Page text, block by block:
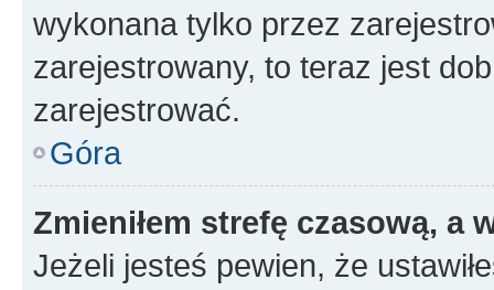
wykonana tylko przez
zarejestrowany, to teraz jest
zarejestrować.
Góra
Zmieniłem strefę czasową, a
Jeżeli jesteś pewien, że